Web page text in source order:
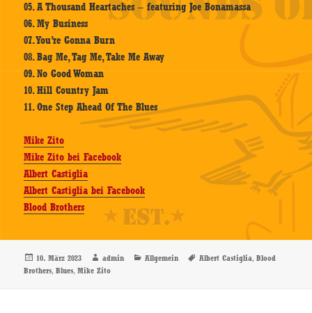
05. A Thousand Heartaches – featuring Joe Bonamassa
06. My Business
07. You’re Gonna Burn
08. Bag Me, Tag Me, Take Me Away
09. No Good Woman
10. Hill Country Jam
11. One Step Ahead Of The Blues
Mike Zito
Mike Zito bei Facebook
Albert Castiglia
Albert Castiglia bei Facebook
Blood Brothers
Veröffentlicht
am
10. März 2023 Autor
admin Kategorien
Allgemein Schlagwörter
Albert Castiglia,Blood
Brothers,Blues,Mike Zito